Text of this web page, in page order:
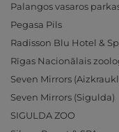
Palangos vasaros
Pegasa Pils
Radisson Blu Hotel &
Rīgas Nacionālais
Seven Mirrors
Seven Mirrors (Sigulda)
SIGULDA ZOO